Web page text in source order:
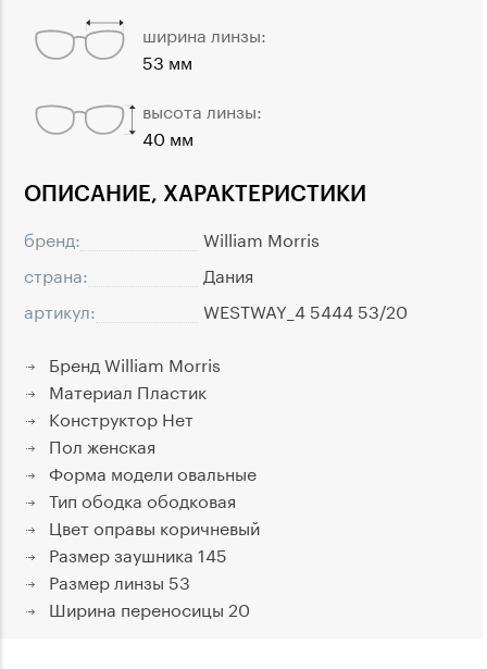
ОПИСАНИЕ, ХАРАКТЕРИСТИКИ
бренд:
William Morris
страна:
Дания
артикул:
WESTWAY_4 5444 53/20
Бренд William Morris
Материал Пластик
Конструктор Нет
Пол женская
Форма моделиовальные
Тип ободка ободковая
Цвет оправы коричневый
Размер заушника 145
Размер линзы 53
Ширина переносицы 20
ширина линзы:
53 мм
высота линзы:
40 мм